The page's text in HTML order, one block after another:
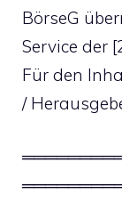
BörseG
Service der
Für den
/